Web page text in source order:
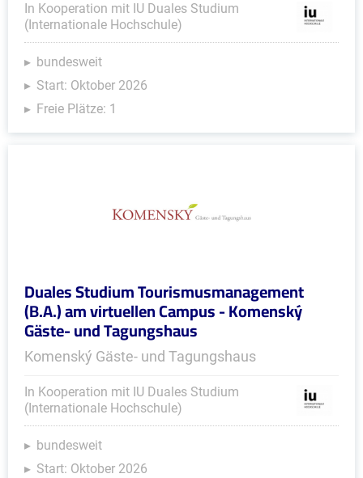
In Kooperation mit IU Duales Studium
(Internationale Hochschule)
bundesweit
Start: Oktober 2026
Freie Plätze: 1
Duales Studium Tourismusmanagement
(B.A.) am virtuellen Campus - Komenský
Gäste- und Tagungshaus
Komenský Gäste- und Tagungshaus
In Kooperation mit IU Duales Studium
(Internationale Hochschule)
bundesweit
Start: Oktober 2026